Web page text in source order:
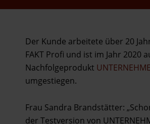
Der Kunde arbeitete über 20
FAKT Profi und ist im Jahr 2020
Nachfolgeprodukt
umgestiegen.
Frau Sandra Brandstätter:
der Testversion von